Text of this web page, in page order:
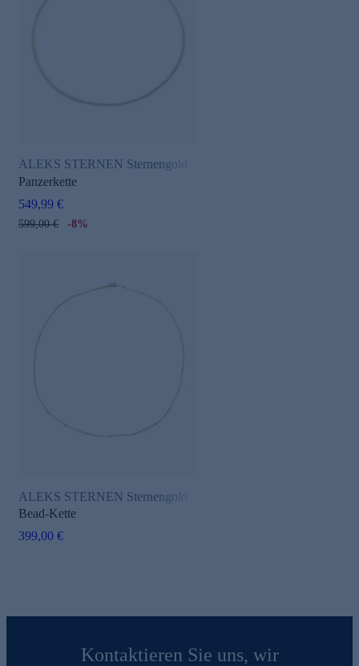
ALEKS STERNEN Sternengold
Panzerkette
549,99 €
599,00 € -8%
ALEKS STERNEN Sternengold
Bead-Kette
399,00 €
Kontaktieren Sie uns, wir